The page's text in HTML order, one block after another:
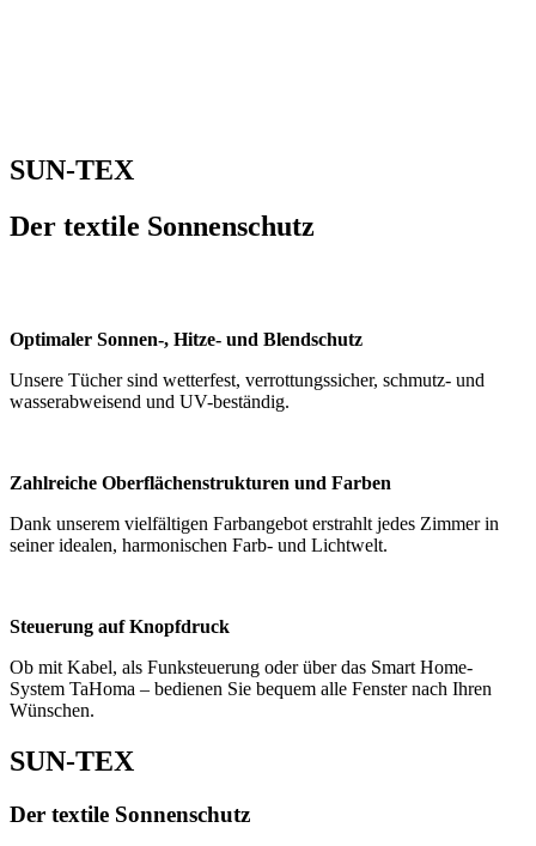
SUN-TEX
Der textile Sonnenschutz
Optimaler Sonnen-, Hitze- und Blendschutz
Unsere Tücher sind wetterfest, verrottungssicher, schmutz- und
wasserabweisend und UV-beständig.
Zahlreiche Oberflächenstrukturen und Farben
Dank unserem vielfältigen Farbangebot erstrahlt jedes Zimmer in
seiner idealen, harmonischen Farb- und Lichtwelt.
Steuerung auf Knopfdruck
Ob mit Kabel, als Funksteuerung oder über das Smart Home-
System TaHoma – bedienen Sie bequem alle Fenster nach Ihren
Wünschen.
SUN-TEX
Der textile Sonnenschutz